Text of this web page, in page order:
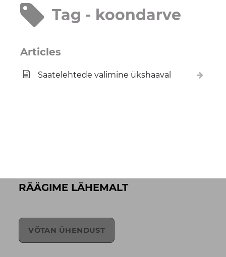
Tag - koondarve
Articles
Saatelehtede valimine ükshaaval
RÄÄGIME LÄHEMALT
VÕTAN ÜHENDUST